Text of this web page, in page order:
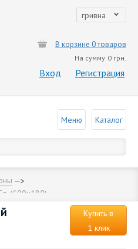
гривна
В корзине 0 товаров
На сумму 0 грн.
Вход Регистрация
Меню Каталог
(600х180)
Купить в
1 клик